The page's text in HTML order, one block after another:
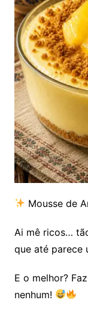
Mousse de
Ai mê ricos…
que até parece
E o melhor?
nenhum!